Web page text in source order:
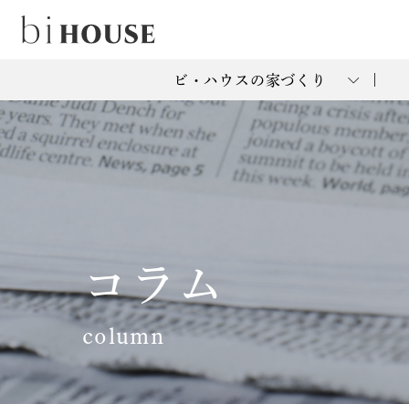
ビ・ハウスの家づくり
コラム
column